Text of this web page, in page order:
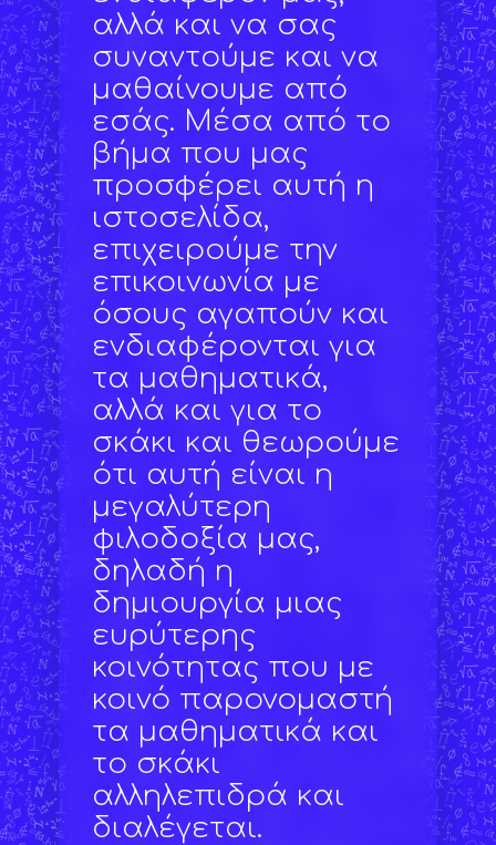
αλλά και να σας
συναντούμε και να
μαθαίνουμε από
εσάς. Μέσα από το
βήμα που μας
προσφέρει αυτή η
ιστοσελίδα,
επιχειρούμε την
επικοινωνία με
όσους αγαπούν και
ενδιαφέρονται για
τα μαθηματικά,
αλλά και για το
σκάκι και θεωρούμε
ότι αυτή είναι η
μεγαλύτερη
φιλοδοξία μας,
δηλαδή η
δημιουργία μιας
ευρύτερης
κοινότητας που με
κοινό παρονομαστή
τα μαθηματικά και
το σκάκι
αλληλεπιδρά και
διαλέγεται.